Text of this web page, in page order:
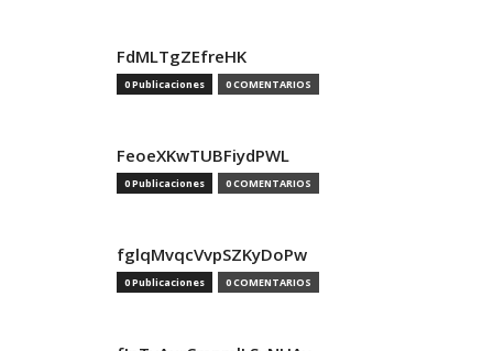
FdMLTgZEfreHK
0 Publicaciones 0 COMENTARIOS
FeoeXKwTUBFiydPWL
0 Publicaciones 0 COMENTARIOS
fglqMvqcVvpSZKyDoPw
0 Publicaciones 0 COMENTARIOS